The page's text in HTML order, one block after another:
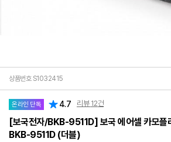
상품번호 S1032415
온라인 단독 4.7 리뷰 12건
[보국전자/BKB-9511D] 보국 에어셀 카모플
BKB-9511D (더블)